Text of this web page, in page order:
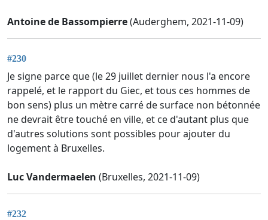
Antoine de Bassompierre(Auderghem, 2021-11-09)
#230
Je signe parce que (le 29 juillet dernier nous l'a encore
rappelé, et le rapport du Giec, et tous ces hommes de
bon sens) plus un mètre carré de surface non bétonnée
ne devrait être touché en ville, et ce d'autant plus que
d'autres solutions sont possibles pour ajouter du
logement à Bruxelles.
Luc Vandermaelen (Bruxelles, 2021-11-09)
#232